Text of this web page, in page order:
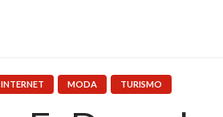
INTERNET MODA TURISMO